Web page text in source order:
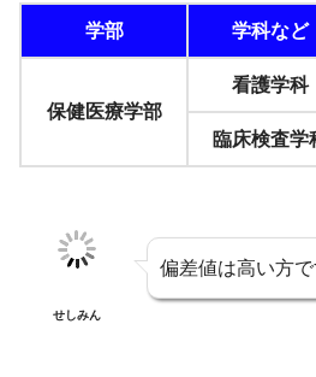
学部 学科など
保健医療学部
看護学科
臨床検査学
せしみん
偏差値は高い方で